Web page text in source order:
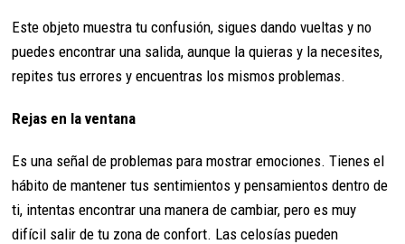
Este objeto muestra tu confusión, sigues dando vueltas y no
puedes encontrar una salida, aunque la quieras y la necesites,
repites tus errores y encuentras los mismos problemas.
Rejas en la ventana
Es una señal de problemas para mostrar emociones. Tienes el
hábito de mantener tus sentimientos y pensamientos dentro de
ti, intentas encontrar una manera de cambiar, pero es muy
difícil salir de tu zona de confort. Las celosías pueden